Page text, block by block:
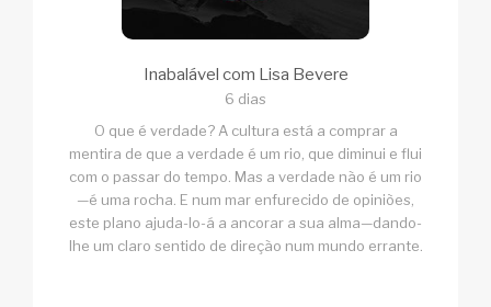
Inabalável com Lisa Bevere
6 dias
O que é verdade? A cultura está a comprar a
mentira de que a verdade é um rio, que diminui e flui
com o passar do tempo. Mas a verdade não é um rio
—é uma rocha. E num mar enfurecido de opiniões,
este plano ajuda-lo-á a ancorar a sua alma—dando-
lhe um claro sentido de direção num mundo errante.